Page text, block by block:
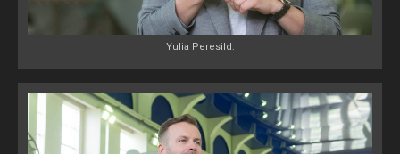
Yulia Peresild.